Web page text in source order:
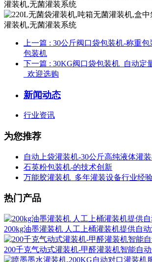
上一篇 : 30公斤阀口袋包装机-称重
包装机
下一篇 : 30KG阀口袋包装机_自动定
_欢迎选购
新闻动态
行业资讯
为您推荐
自动上袋灌装机-30公斤高纯液体灌
石英粉包装机-的技术创新
万能胶灌装机_多年灌装设备行业经
热门产品
200kg油墨灌装机 人工上桶灌装机提供自
200千克气动式灌装机-甲醛灌装机智能自